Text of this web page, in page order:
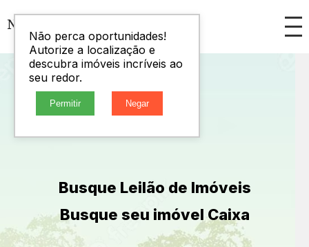
Busque Leilão de Imóveis
Busque seu imóvel Caixa
Não perca oportunidades!
Autorize a localização e
descubra imóveis incríveis ao
seu redor.
Permitir Negar